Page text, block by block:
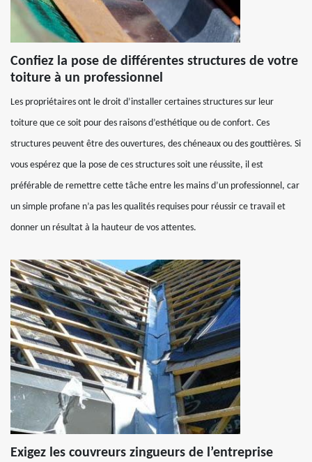
Confiez la pose de différentes structures de votre
toiture à un professionnel
Les propriétaires ont le droit d’installer certaines structures sur leur
toiture que ce soit pour des raisons d’esthétique ou de confort. Ces
structures peuvent être des ouvertures, des chéneaux ou des gouttières. Si
vous espérez que la pose de ces structures soit une réussite, il est
préférable de remettre cette tâche entre les mains d’un professionnel, car
un simple profane n’a pas les qualités requises pour réussir ce travail et
donner un résultat à la hauteur de vos attentes.
Exigez les couvreurs zingueurs de l’entreprise